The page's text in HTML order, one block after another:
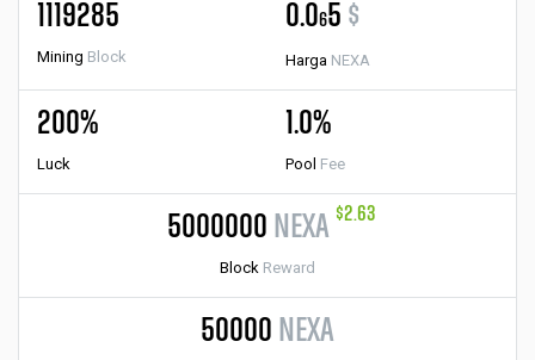
1119285
Mining Block
0.065 $
Harga NEXA
200%
Luck
1.0%
Pool Fee
5000000 NEXA $2.63
Block Reward
50000 NEXA